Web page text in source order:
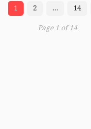
1 2 …
14
Page 1 of 14